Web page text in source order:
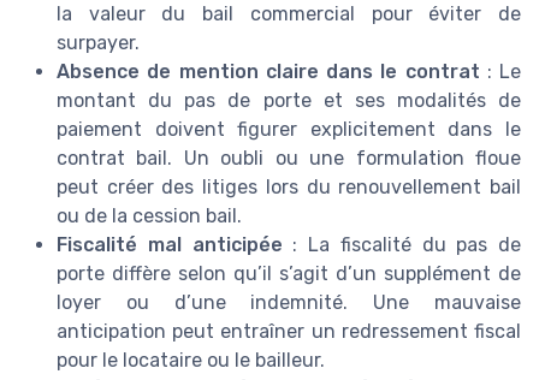
la valeur du bail commercial pour éviter de
surpayer.
Absence de mention claire dans le contrat : Le
montant du pas de porte et ses modalités de
paiement doivent figurer explicitement dans le
contrat bail. Un oubli ou une formulation floue
peut créer des litiges lors du renouvellement bail
ou de la cession bail.
Fiscalité mal anticipée : La fiscalité du pas de
porte diffère selon qu’il s’agit d’un supplément de
loyer ou d’une indemnité. Une mauvaise
anticipation peut entraîner un redressement fiscal
pour le locataire ou le bailleur.